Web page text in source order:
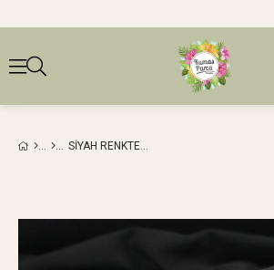
SIYAH RENKTE TOK JARSE (EN 170 CM X BOY 300 CM)